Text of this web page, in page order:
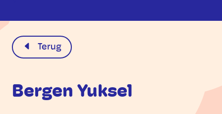
Terug
Bergen Yuksel